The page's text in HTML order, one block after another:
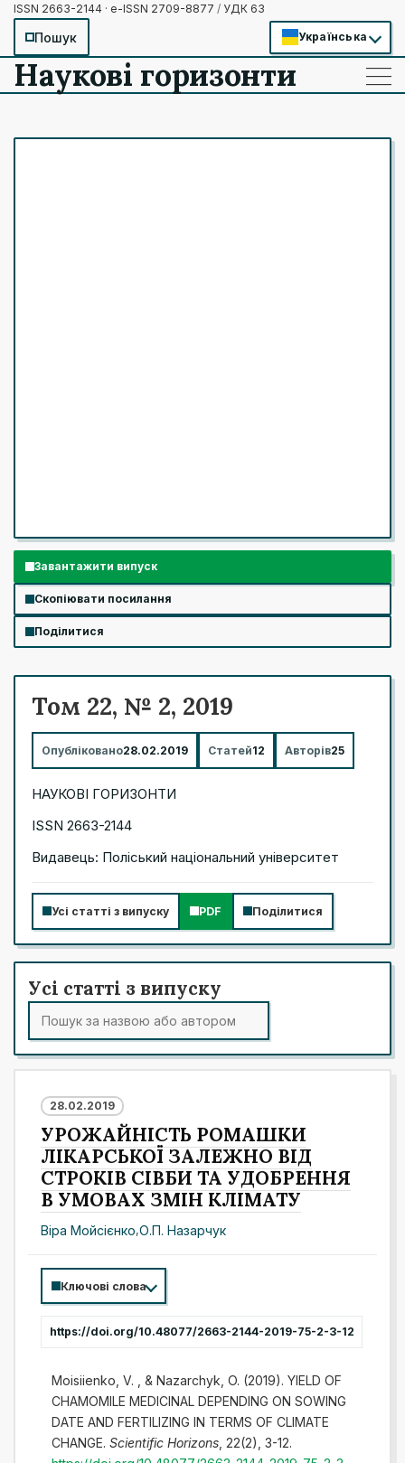
ISSN 2663-2144 · e-ISSN 2709-8877 / УДК 63
Пошук Українська
Наукові горизонти ——
——
——
Завантажити випуск
Скопіювати посилання
Поділитися
Том 22, № 2, 2019
Опубліковано28.02.2019 Статей12 Авторів25
НАУКОВІ ГОРИЗОНТИ
ISSN 2663-2144
Видавець: Поліський національний університет
Усі статті з випуску PDF Поділитися
Усі статті з випуску
28.02.2019
УРОЖАЙНІСТЬ РОМАШКИ
ЛІКАРСЬКОЇ ЗАЛЕЖНО ВІД
СТРОКІВ СІВБИ ТА УДОБРЕННЯ
В УМОВАХ ЗМІН КЛІМАТУ
Віра Мойсієнко,О.П. Назарчук
Ключові слова
https://doi.org/10.48077/2663-2144-2019-75-2-3-12
Moisiienko, V. , & Nazarchyk, O. (2019). YIELD OF
CHAMOMILE MEDICINAL DEPENDING ON SOWING
DATE AND FERTILIZING IN TERMS OF CLIMATE
CHANGE. Scientific Horizons, 22(2), 3-12.